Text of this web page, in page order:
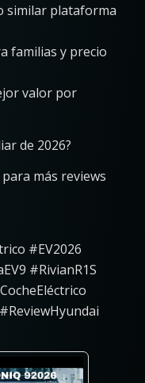
similar plataforma
familias y precio
valor por
de 2026?
más reviews
#EV2026
#RivianR1S